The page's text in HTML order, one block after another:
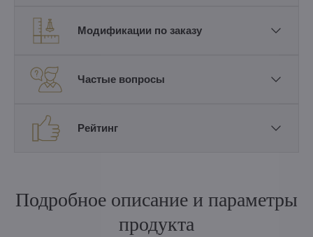
Модификации по заказу
Частые вопросы
Рейтинг
Подробное описание и параметры
продукта